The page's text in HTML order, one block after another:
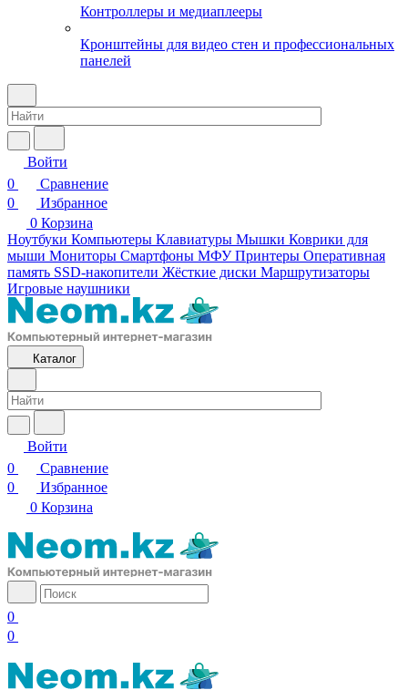
Контроллеры и медиаплееры
Кронштейны для видео стен и профессиональных
панелей
Войти
0
Сравнение
0
Избранное
0 Корзина
Ноутбуки Компьютеры Клавиатуры Мышки Коврики для
мыши Мониторы Смартфоны МФУ Принтеры Оперативная
память SSD-накопители Жёсткие диски Маршрутизаторы
Игровые наушники
Каталог
Войти
0
Сравнение
0
Избранное
0 Корзина
0
0